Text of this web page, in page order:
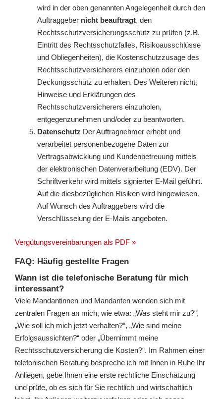
wird in der oben genannten Angelegenheit durch den
Auftraggeber nicht beauftragt, den
Rechtsschutzversicherungsschutz zu prüfen (z.B.
Eintritt des Rechtsschutzfalles, Risikoausschlüsse
und Obliegenheiten), die Kostenschutzzusage des
Rechtsschutzversicherers einzuholen oder den
Deckungsschutz zu erhalten. Des Weiteren nicht,
Hinweise und Erklärungen des
Rechtsschutzversicherers einzuholen,
entgegenzunehmen und/oder zu beantworten.
Datenschutz Der Auftragnehmer erhebt und
verarbeitet personenbezogene Daten zur
Vertragsabwicklung und Kundenbetreuung mittels
der elektronischen Datenverarbeitung (EDV). Der
Schriftverkehr wird mittels signierter E-Mail geführt.
Auf die diesbezüglichen Risiken wird hingewiesen.
Auf Wunsch des Auftraggebers wird die
Verschlüsselung der E-Mails angeboten.
Vergütungsvereinbarungen als PDF »
FAQ: Häufig gestellte Fragen
Wann ist die telefonische Beratung für mich
interessant?
Viele Mandantinnen und Mandanten wenden sich mit
zentralen Fragen an mich, wie etwa: „Was steht mir zu?“,
„Wie soll ich mich jetzt verhalten?“, „Wie sind meine
Erfolgsaussichten?“ oder „Übernimmt meine
Rechtsschutzversicherung die Kosten?“. Im Rahmen einer
telefonischen Beratung bespreche ich mit Ihnen in Ruhe Ihr
Anliegen, gebe Ihnen eine erste rechtliche Einschätzung
und prüfe, ob es sich für Sie rechtlich und wirtschaftlich